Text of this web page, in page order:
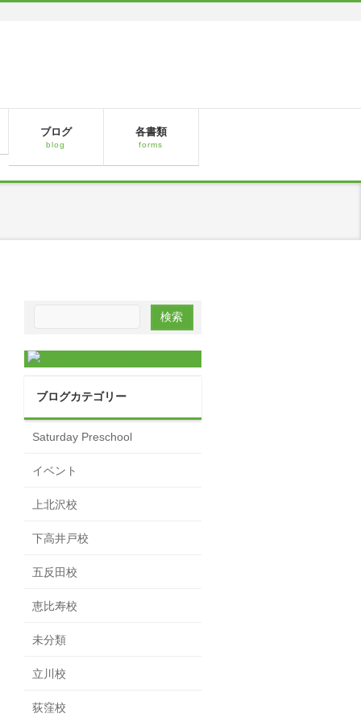
ブログ
blog
各書類
forms
ブログカテゴリー
Saturday Preschool
イベント
上北沢校
下高井戸校
五反田校
恵比寿校
未分類
立川校
荻窪校